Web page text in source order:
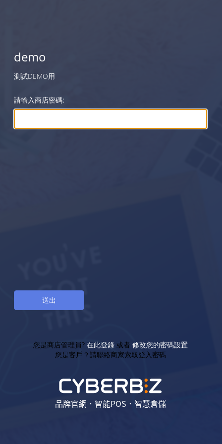
demo
測試DEMO用
請輸入商店密碼:
您是商店管理員? 在此登錄 或者 修改您的密碼設置
您是客戶？請聯絡商家索取登入密碼